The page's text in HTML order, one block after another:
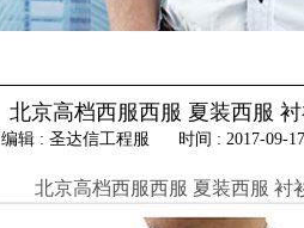
北京高档西服西服 夏装西服
编辑 : 圣达信工程服 时间 : 2017-09-
北京高档西服西服 夏装西服 衬